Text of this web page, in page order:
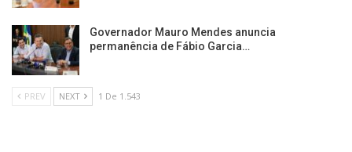
Governador Mauro Mendes anuncia
permanência de Fábio Garcia…
PREV NEXT 1 De 1.543